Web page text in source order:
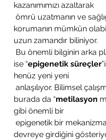
kazanımımızı azaltarak
korumanın mümkün
uzun zamandır biliniyor.
ise “epigenetik süreçler
henüz yeni yeni
burada da “metilasyon
gibi önemli bir
devreye girdiğini